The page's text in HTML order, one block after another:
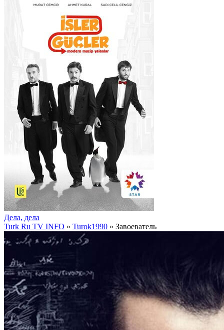
Дела, дела
Turk Ru TV INFO » Turok1990 » Завоеватель